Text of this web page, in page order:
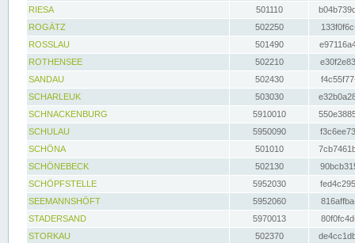
RIESA
501110
ROGÄTZ
502250
ROSSLAU
501490
ROTHENSEE
502210
SANDAU
502430
SCHARLEUK
503030
SCHNACKENBURG
5910010
SCHULAU
5950090
SCHÖNA
501010
SCHÖNEBECK
502130
SCHÖPFSTELLE
5952030
SEEMANNSHÖFT
5952060
STADERSAND
5970013
STORKAU
502370